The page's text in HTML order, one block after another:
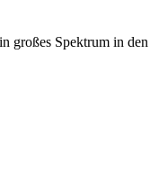
großes Spektrum in